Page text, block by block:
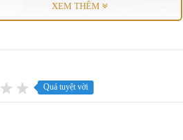
XEM THÊM
Quá tuyệt vời